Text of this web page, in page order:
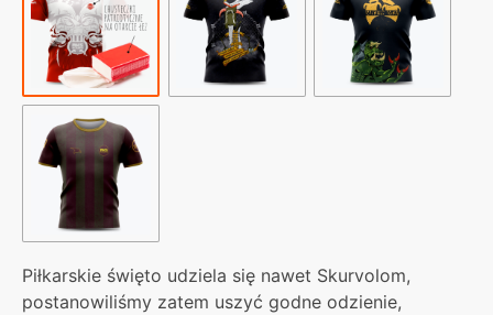
Piłkarskie święto udziela się nawet Skurvolom,
postanowiliśmy zatem uszyć godne odzienie,